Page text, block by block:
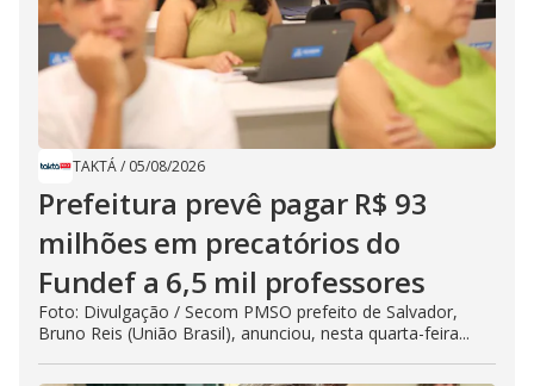
TAKTÁ/ 05/08/2026
Prefeitura prevê pagar R$ 93
milhões em precatórios do
Fundef a 6,5 mil professores
Foto: Divulgação / Secom PMSO prefeito de Salvador,
Bruno Reis (União Brasil), anunciou, nesta quarta-feira...